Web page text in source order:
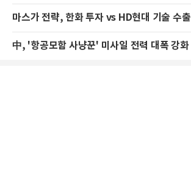
마스가 전략, 한화 투자 vs HD현대 기술 수출
中, '항공모함 사냥꾼' 미사일 전력 대폭 강화